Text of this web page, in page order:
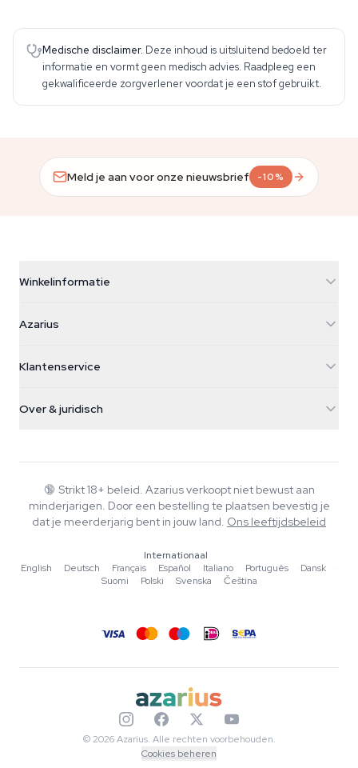
Medische disclaimer. Deze inhoud is uitsluitend bedoeld ter
informatie en vormt geen medisch advies. Raadpleeg een
gekwalificeerde zorgverlener voordat je een stof gebruikt.
Meld je aan voor onze nieuwsbrief -10%
Winkelinformatie
Galvaniweg 11
Nederland
+31(0)204897914
Azarius
Smokeshop
Klantenservice
Retourbeleid
Veelgestelde vragen
Privacybeleid
Over & juridisch
Wiki
Schrijvers
Tools & Calculators
🔞 Strikt 18+ beleid. Azarius verkoopt niet bewust aan
minderjarigen. Door een bestelling te plaatsen bevestig je
dat je meerderjarig bent in jouw land. Ons leeftijdsbeleid
Internationaal
English
·Deutsch ·Français ·Español ·Italiano ·Português ·Dansk
·
Suomi
·Polski ·Svenska ·Čeština
© 2026 Azarius. Alle rechten voorbehouden.
Cookies beheren